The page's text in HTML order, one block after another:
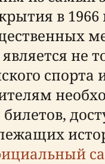
в 1966
не
спорта